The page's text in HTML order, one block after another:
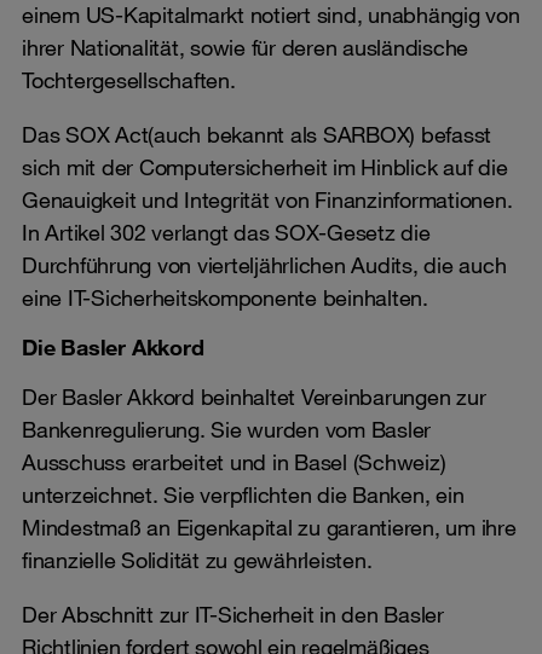
einem US-Kapitalmarkt notiert sind, unabhängig von
ihrer Nationalität, sowie für deren ausländische
Tochtergesellschaften.
Das SOX Act(auch bekannt als SARBOX) befasst
sich mit der Computersicherheit im Hinblick auf die
Genauigkeit und Integrität von Finanzinformationen.
In Artikel 302 verlangt das SOX-Gesetz die
Durchführung von vierteljährlichen Audits, die auch
eine IT-Sicherheitskomponente beinhalten.
Die Basler Akkord
Der Basler Akkord beinhaltet Vereinbarungen zur
Bankenregulierung. Sie wurden vom Basler
Ausschuss erarbeitet und in Basel (Schweiz)
unterzeichnet. Sie verpflichten die Banken, ein
Mindestmaß an Eigenkapital zu garantieren, um ihre
finanzielle Solidität zu gewährleisten.
Der Abschnitt zur IT-Sicherheit in den Basler
Richtlinien fordert sowohl ein regelmäßiges